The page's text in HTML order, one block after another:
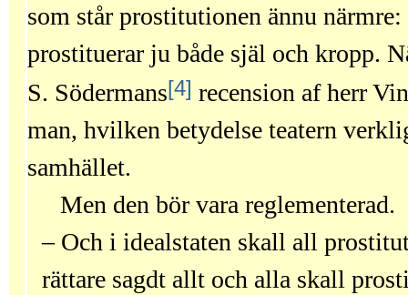
som står prostitutionen ännu närmre:
prostituerar ju både själ och kropp.
S. Södermans[4] recension af herr
man, hvilken betydelse teatern
samhället.
Men den bör vara reglementerad.
– Och i idealstaten skall all
rättare sagdt allt och alla skall